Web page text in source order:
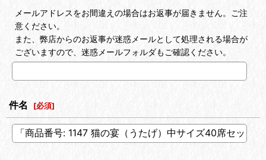
メールアドレスをお間違えの場合はお返事が届きません。ご注
意ください。
また、弊店からのお返事が迷惑メールとして処理される場合が
ございますので、迷惑メールフォルダもご確認ください。
件名 [必須]